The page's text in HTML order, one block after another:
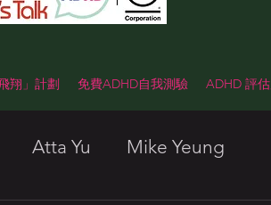
翔」計劃 免費ADHD自我測驗 ADHD 評
Atta Yu Mike Yeung